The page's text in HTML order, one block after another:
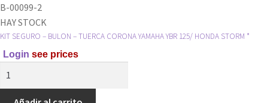
110
*
cantidad
B-00099-2
HAY STOCK
KIT SEGURO – BULON – TUERCA CORONA YAMAHA YBR 125/ HONDA STORM *
Login see prices